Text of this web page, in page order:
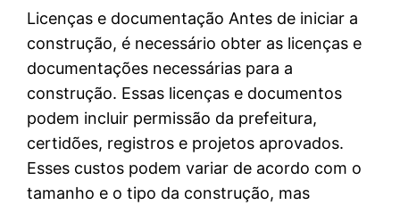
Licenças e documentação Antes de iniciar a
construção, é necessário obter as licenças e
documentações necessárias para a
construção. Essas licenças e documentos
podem incluir permissão da prefeitura,
certidões, registros e projetos aprovados.
Esses custos podem variar de acordo com o
tamanho e o tipo da construção, mas